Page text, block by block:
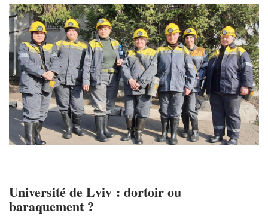
Université de Lviv : dortoir ou
baraquement ?